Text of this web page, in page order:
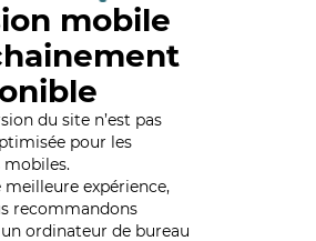
mobile
du site n’est pas
pour les
mobiles.
meilleure expérience,
recommandons
ordinateur de bureau